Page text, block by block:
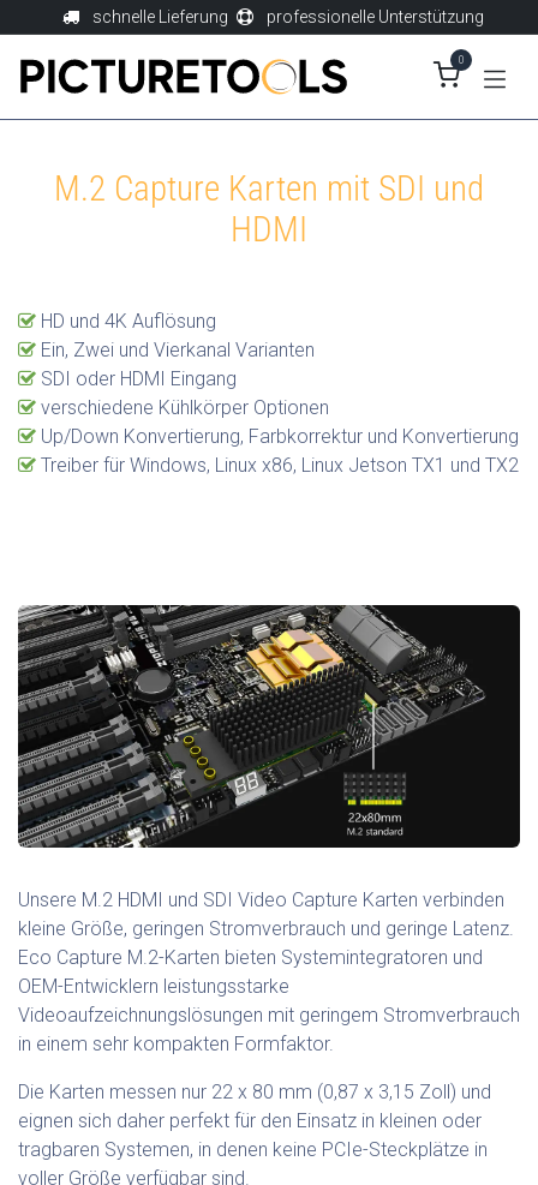
Zum Inhalt springenschnelle Lieferung professionelle Unterstützung
0
M.2 Capture Karten mit SDI und
HDMI
HD und 4K Auflösung
Ein, Zwei und Vierkanal Varianten
SDI oder HDMI Eingang
verschiedene Kühlkörper Optionen
Up/Down Konvertierung, Farbkorrektur und Konvertierung
Treiber für Windows, Linux x86, Linux Jetson TX1 und TX2
Unsere M.2 HDMI und SDI Video Capture Karten verbinden
kleine Größe, geringen Stromverbrauch und geringe Latenz.
Eco Capture M.2-Karten bieten Systemintegratoren und
OEM-Entwicklern leistungsstarke
Videoaufzeichnungslösungen mit geringem Stromverbrauch
in einem sehr kompakten Formfaktor.
Die Karten messen nur 22 x 80 mm (0,87 x 3,15 Zoll) und
eignen sich daher perfekt für den Einsatz in kleinen oder
tragbaren Systemen, in denen keine PCIe-Steckplätze in
voller Größe verfügbar sind.